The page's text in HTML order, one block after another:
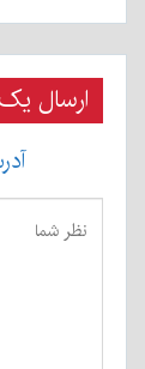
ارسال